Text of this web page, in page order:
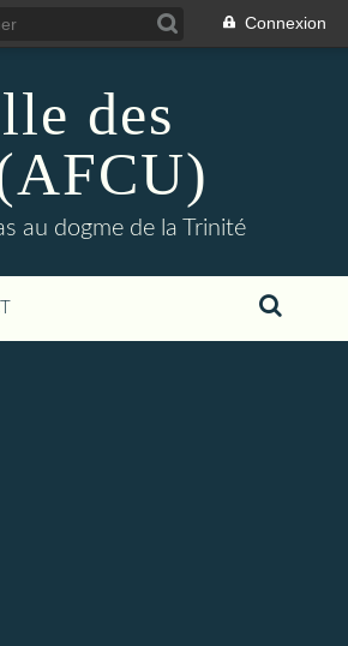
Connexion
des
au dogme de la Trinité